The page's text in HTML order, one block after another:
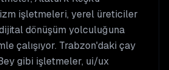
işletmeleri, yerel üreticiler
dönüşüm yolculuğuna
çalışıyor. Trabzon'daki çay
gibi işletmeler, ui/ux